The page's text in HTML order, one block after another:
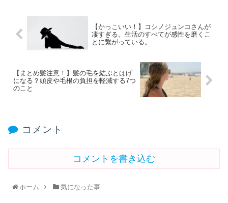
【かっこいい！】コシノジュンコさんが
凄すぎる。生活のすべてが感性を磨くこ
とに繋がっている。
【まとめ髪注意！】髪の毛を結ぶとはげ
になる？頭皮や毛根の負担を軽減する7つ
のこと
コメント
コメントを書き込む
ホーム 気になった事